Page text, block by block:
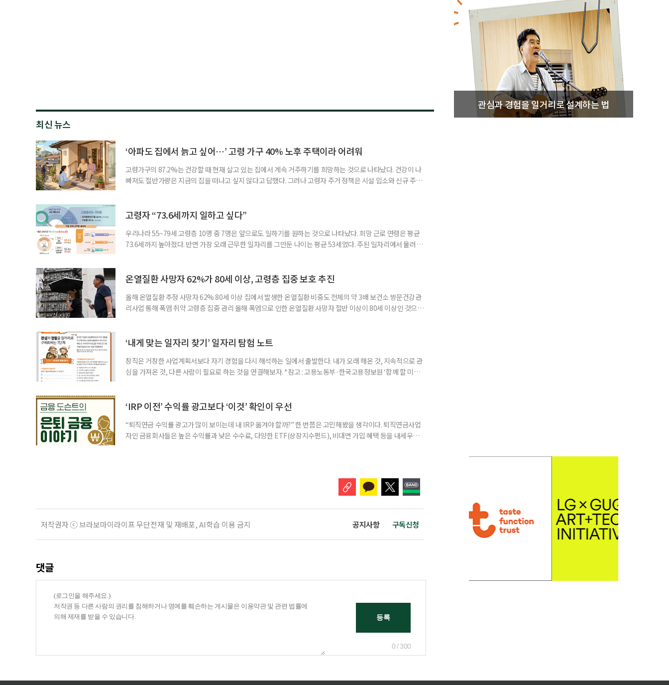
최신 뉴스
‘아파도 집에서 늙고 싶어…’ 고령 가구 40% 노후 주택이라 어려워
고령가구의 87.2%는 건강할 때 현재 살고 있는 집에서 계속 거주하기를 희망하는 것으로 나타났다. 건강이 나
빠져도 절반가량은 지금의 집을 떠나고 싶지 않다고 답했다. 그러나 고령자 주거 정책은 시설 입소와 신규 주택
여름호에 실린 ‘통합돌봄 시행에 따른 고령자 주거-돌봄 협업 체계 구축 방안’ 보고서는 고
고령자 “73.6세까지 일하고 싶다”
우리나라 55~79세 고령층 10명 중 7명은 앞으로도 일하기를 원하는 것으로 나타났다. 희망 근로 연령은 평균
73.6세까지 높아졌다. 반면 가장 오래 근무한 일자리를 그만둔 나이는 평균 53세였다. 주된 일자리에서 물러난
7000명으로, 1년 전보다 57만 명 증가했다. 15세 이상 인구에서 차지하는 비중은
온열질환 사망자 62%가 80세 이상, 고령층 집중 보호 추진
올해 온열질환 추정 사망자 62% 80세 이상 집에서 발생한 온열질환 비중도 전체의 약 3배 보건소 방문건강관
리사업 통해 폭염 취약 고령층 집중 관리 올해 폭염으로 인한 온열질환 사망자 절반 이상이 80세 이상인 것으로
고령층은 825명(33.8%), 80세 이상은 300명(12.3%)으로 집계됐다. 연령별 환자 수
‘내게 맞는 일자리 찾기’ 일자리 탐험 노트
창직은 거창한 사업계획서보다 자기 경험을 다시 해석하는 일에서 출발한다. 내가 오래 해온 것, 지속적으로 관
심을 가져온 것, 다른 사람이 필요로 하는 것을 연결해보자. *참고 : 고용노동부·한국고용정보원 ‘함께 할 미래
2._______________ 3._______________ ▷ 그중 내가 직접 해볼 만
‘IRP 이전’ 수익률 광고보다 ‘이것’ 확인이 우선
“퇴직연금 수익률 광고가 많이 보이는데 내 IRP 옮겨야 할까?” 한 번쯤은 고민해봤을 생각이다. 퇴직연금사업
자인 금융회사들은 높은 수익률과 낮은 수수료, 다양한 ETF(상장지수펀드), 비대면 가입 혜택 등을 내세우며
저작권자 ⓒ 브라보마이라이프 무단전재 및 재배포, AI학습 이용 금지 공지사항 구독신청
댓글
0 / 300
관심과 경험을 일거리로 설계하는 법